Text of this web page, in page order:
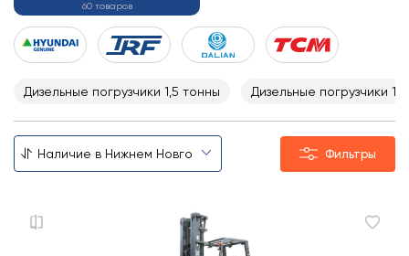
60 товаров
Дизельные погрузчики 1,5 тонны Дизельные погрузчики
Фильтры